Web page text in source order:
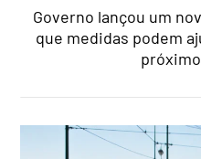
Governo lançou um
que medidas podem